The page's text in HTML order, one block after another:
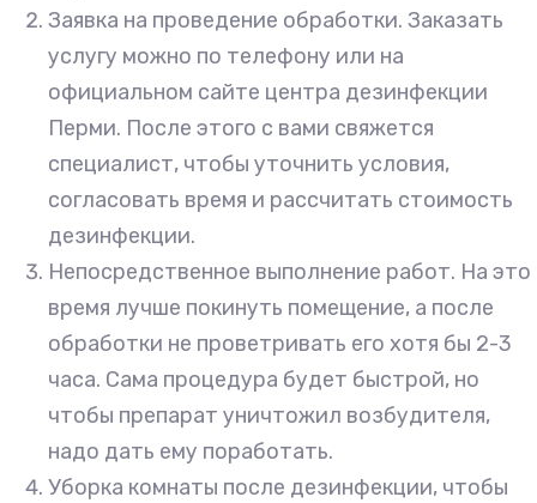
Заявка на проведение обработки. Заказать
услугу можно по телефону или на
официальном сайте центра дезинфекции
Перми. После этого с вами свяжется
специалист, чтобы уточнить условия,
согласовать время и рассчитать стоимость
дезинфекции.
Непосредственное выполнение работ. На это
время лучше покинуть помещение, а после
обработки не проветривать его хотя бы 2-3
часа. Сама процедура будет быстрой, но
чтобы препарат уничтожил возбудителя,
надо дать ему поработать.
Уборка комнаты после дезинфекции, чтобы